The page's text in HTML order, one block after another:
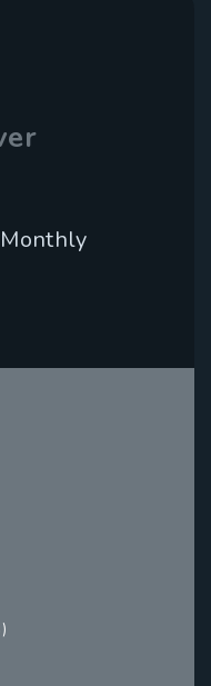
Monthly